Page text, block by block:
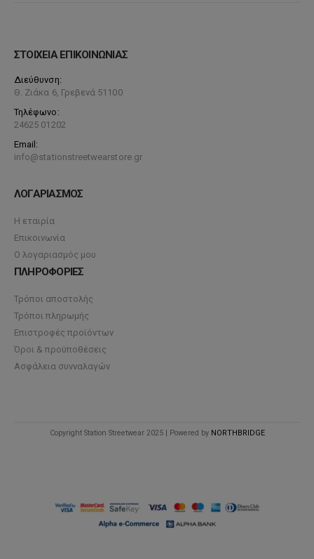
ΣΤΟΙΧΕΙΑ ΕΠΙΚΟΙΝΩΝΙΑΣ
Διεύθυνση:
Θ. Ζιάκα 6, Γρεβενά 51100
Τηλέφωνο:
24625 01202
Email:
info@stationstreetwearstore.gr
ΛΟΓΑΡΙΑΣΜΟΣ
Η εταιρία
Επικοινωνία
Ο λογαριασμός μου
ΠΛΗΡΟΦΟΡΙΕΣ
Τρόποι αποστολής
Τρόποι πληρωμής
Επιστροφές προϊόντων
Όροι & προϋποθέσεις
Ασφάλεια συνναλαγών
Copyright Station Streetwear 2025 | Powered by NORTHBRIDGE